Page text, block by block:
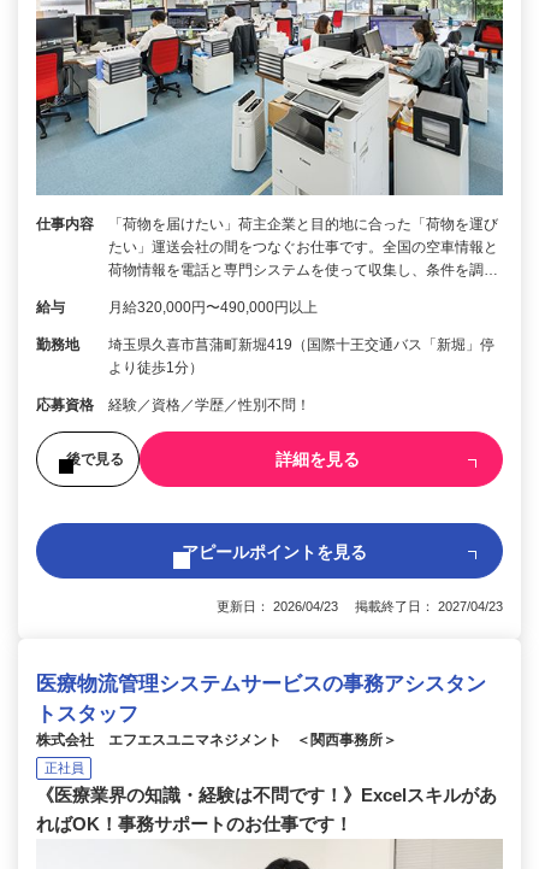
仕事内容
「荷物を届けたい」荷主企業と目的地に合った「荷物を運び
たい」運送会社の間をつなぐお仕事です。全国の空車情報と
荷物情報を電話と専門システムを使って収集し、条件を調…
給与 月給320,000円〜490,000円以上
勤務地
埼玉県久喜市菖蒲町新堀419（国際十王交通バス「新堀」停
より徒歩1分）
応募資格 経験／資格／学歴／性別不問！
後で見る 詳細を見る
アピールポイントを見る
更新日： 2026/04/23 掲載終了日： 2027/04/23
医療物流管理システムサービスの事務アシスタン
トスタッフ
株式会社 エフエスユニマネジメント ＜関西事務所＞
正社員
《医療業界の知識・経験は不問です！》Excelスキルがあ
ればOK！事務サポートのお仕事です！